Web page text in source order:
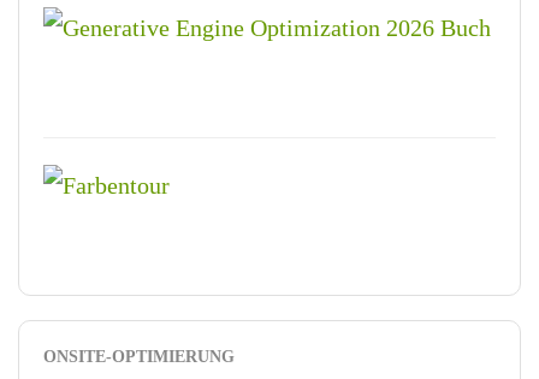
ONSITE-OPTIMIERUNG